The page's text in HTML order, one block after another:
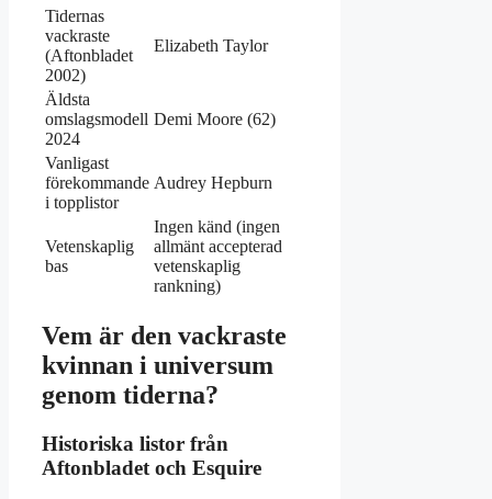
Tidernas
vackraste
(Aftonbladet
2002)
Elizabeth Taylor
Äldsta
omslagsmodell
2024
Demi Moore (62)
Vanligast
förekommande
i topplistor
Audrey Hepburn
Vetenskaplig
bas
Ingen känd (ingen
allmänt accepterad
vetenskaplig
rankning)
Vem är den vackraste
kvinnan i universum
genom tiderna?
Historiska listor från
Aftonbladet och Esquire